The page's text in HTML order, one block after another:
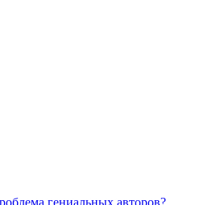
гениальных авторов?